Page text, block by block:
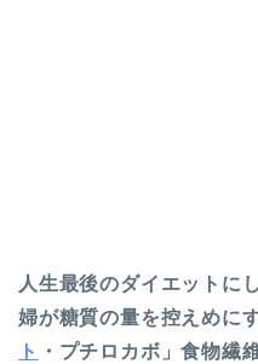
人生最後のダイエットに
婦が糖質の量を控えめに
ト
・プチロカボ」食物繊